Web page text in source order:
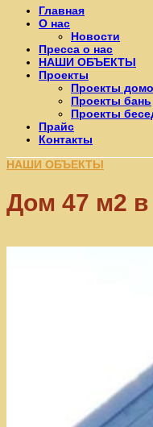
Главная
О нас
Новости
Пресса о нас
НАШИ ОБЪЕКТЫ
Проекты
Проекты
Проекты бань
Проекты
Прайс
Контакты
НАШИ ОБЪЕКТЫ
Дом 47 м2 в